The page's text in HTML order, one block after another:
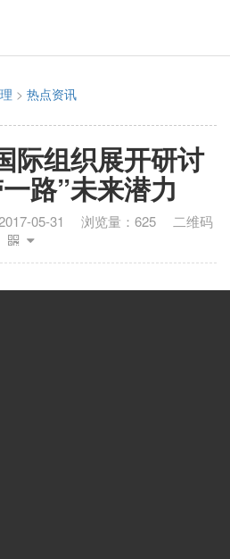
> 热点资讯
际组织展开研讨
路”未来潜力
05-31 浏览量： 625 二维码